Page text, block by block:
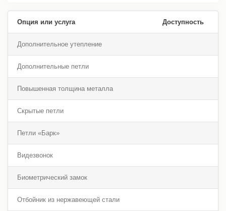
Опция или услуга Доступность
Дополнительное утепление
Дополнительные петли
Повышенная толщина металла
Скрытые петли
Петли «Барк»
Видезвонок
Биометрический замок
Отбойник из нержавеющей стали